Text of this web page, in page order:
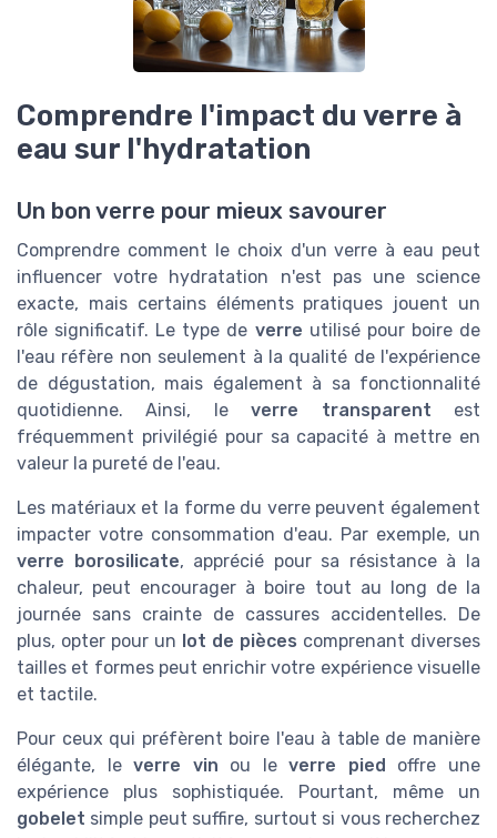
Comprendre l'impact du verre à
eau sur l'hydratation
Un bon verre pour mieux savourer
Comprendre comment le choix d'un verre à eau peut
influencer votre hydratation n'est pas une science
exacte, mais certains éléments pratiques jouent un
rôle significatif. Le type de verre utilisé pour boire de
l'eau réfère non seulement à la qualité de l'expérience
de dégustation, mais également à sa fonctionnalité
quotidienne. Ainsi, leverre transparent est
fréquemment privilégié pour sa capacité à mettre en
valeur la pureté de l'eau.
Les matériaux et la forme du verre peuvent également
impacter votre consommation d'eau. Par exemple, un
verre borosilicate, apprécié pour sa résistance à la
chaleur, peut encourager à boire tout au long de la
journée sans crainte de cassures accidentelles. De
plus, opter pour un lot de pièces comprenant diverses
tailles et formes peut enrichir votre expérience visuelle
et tactile.
Pour ceux qui préfèrent boire l'eau à table de manière
élégante, leverre vin ou leverre pied offre une
expérience plus sophistiquée. Pourtant, même un
gobelet simple peut suffire, surtout si vous recherchez